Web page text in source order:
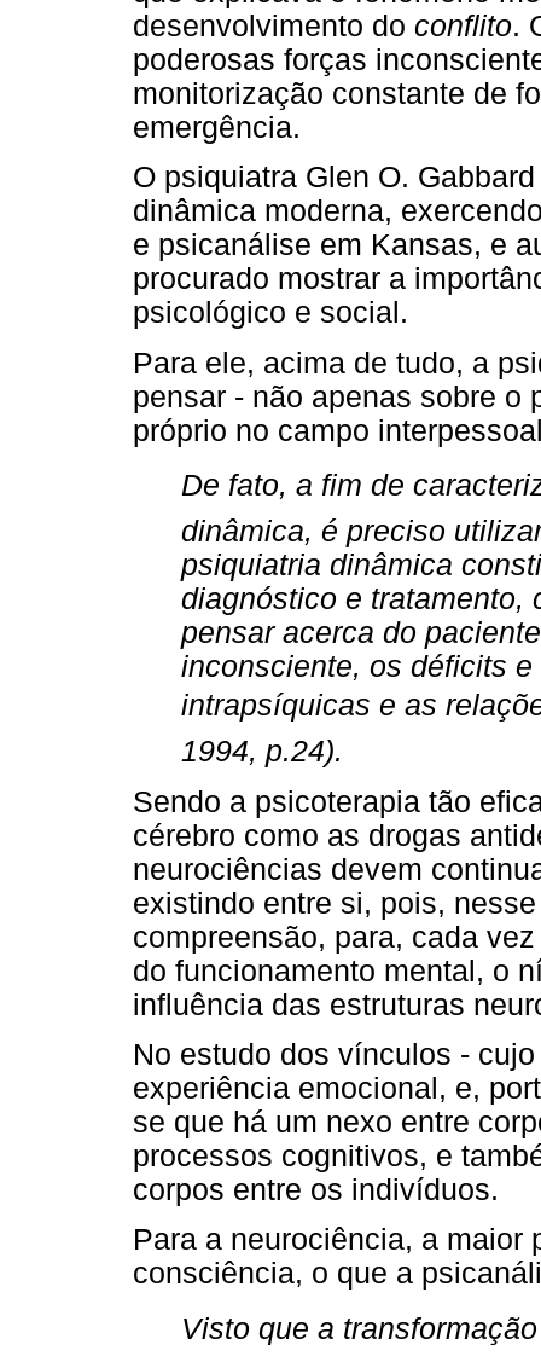
desenvolvimento do conflito.
poderosas forças
monitorização constante de
emergência.
O psiquiatra Glen O.
dinâmica moderna,
e psicanálise em Kansas, e
procurado mostrar a
psicológico e social.
Para ele, acima de tudo, a
pensar - não apenas sobre o
próprio no campo
De fato, a fim de
dinâmica, é preciso
psiquiatria dinâmica
diagnóstico e tratamento,
pensar acerca do
inconsciente, os déficits
intrapsíquicas e as
1994, p.24).
Sendo a psicoterapia tão
cérebro como as drogas
neurociências devem
existindo entre si, pois,
compreensão, para, cada
do funcionamento mental, o
influência das estruturas
No estudo dos vínculos -
experiência emocional, e,
se que há um nexo entre
processos cognitivos, e
corpos entre os indivíduos.
Para a neurociência, a maior
consciência, o que a
Visto que a